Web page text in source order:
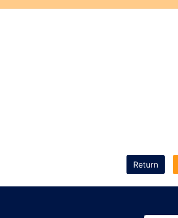
Return